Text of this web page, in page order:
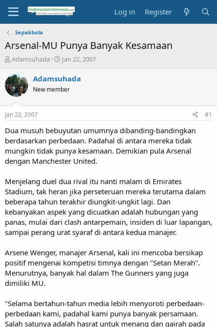
Log in Register
Sepakbola
Arsenal-MU Punya Banyak Kesamaan
T
r
e
a
t
a
t
e
r
Adamsuhada
S
a
t
e
Jan 22, 2007
Adamsuhada
New member
Jan 22, 2007 #1
Dua musuh bebuyutan umumnya dibanding-bandingkan
berdasarkan perbedaan. Padahal di antara mereka tidak
mungkin tidak punya kesamaan. Demikian pula Arsenal
dengan Manchester United.
Menjelang duel dua rival itu nanti malam di Emirates
Stadium, tak heran jika perseteruan mereka terutama dalam
beberapa tahun terakhir diungkit-ungkit lagi. Dan
kebanyakan aspek yang dicuatkan adalah hubungan yang
panas, mulai dari clash antarpemain, insiden di luar lapangan,
sampai perang urat syaraf di antara kedua manajer.
Arsene Wenger, manajer Arsenal, kali ini mencoba bersikap
positif mengenai kompetisi timnya dengan "Setan Merah".
Menurutnya, banyak hal dalam The Gunners yang juga
dimiliki MU.
"Selama bertahun-tahun media lebih menyoroti perbedaan-
perbedaan kami, padahal kami punya banyak persamaan.
Salah satunya adalah hasrat untuk menang dan gairah pada